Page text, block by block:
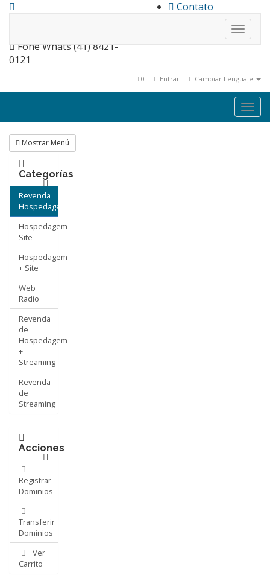
Fone Whats (41) 8421-
0121
Contato
Toggle
Cambiar Lenguaje
Entrar
0
Mostrar Menú
Categorías
Revenda
Hospedagem
Hospedagem
Site
Hospedagem
+ Site
Web
Radio
Revenda
de
Hospedagem
+
Streaming
Revenda
de
Streaming
Acciones
Registrar
Dominios
Transferir
Dominios
Ver
Carrito